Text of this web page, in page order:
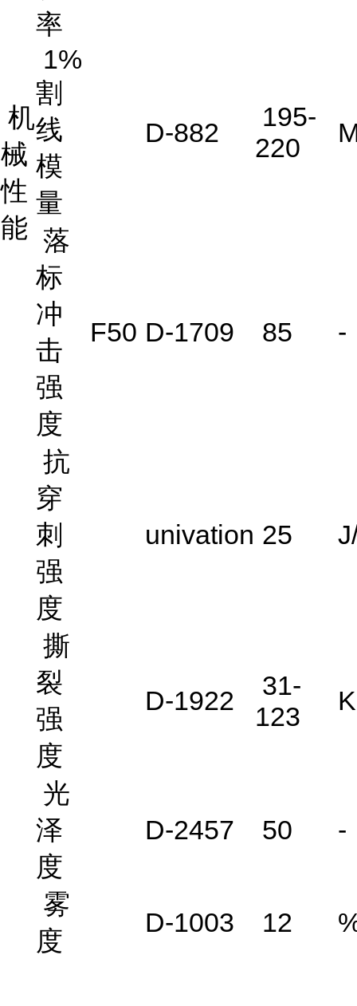
机
械
性
能
率
1%
割
线
模
量
D-882
195-
220
落
标
冲
击
强
度
F50 D-1709 85 -
抗
穿
刺
强
度
univation 25
撕
裂
强
度
D-1922
31-
123
光
泽
度
D-2457 50 -
雾
度
D-1003 12